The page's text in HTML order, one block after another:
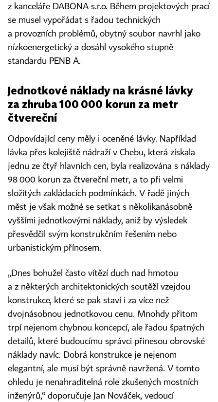
z kanceláře DABONA s.r.o. Během projektových prací
se musel vypořádat s řadou technických
a provozních problémů, obytný soubor navrhl jako
nízkoenergetický a dosáhl vysokého stupně
standardu PENB A.
Jednotkové náklady na krásné lávky
za zhruba 100 000 korun za metr
čtvereční
Odpovídající ceny měly i oceněné lávky. Například
lávka přes kolejiště nádraží v Chebu, která získala
jednu ze čtyř hlavních cen, byla realizována s náklady
98 000 korun za čtvereční metr, a to při velmi
složitých zakládacích podmínkách. V řadě jiných
měst je však možné se setkat s několikanásobně
vyššími jednotkovými náklady, aniž by výsledek
přesvědčil svým konstrukčním řešením nebo
urbanistickým přínosem.
„Dnes bohužel často vítězí duch nad hmotou
a z některých architektonických soutěží vzejdou
konstrukce, které se pak staví i za více než
dvojnásobnou jednotkovou cenu. Mnohdy přitom
trpí nejenom chybnou koncepcí, ale řadou špatných
detailů, které budoucímu správci přinesou obrovské
náklady navíc. Dobrá konstrukce je nejenom
elegantní, ale musí být správně navržená. V tomto
ohledu je nenahraditelná role zkušených mostních
inženýrů,“ doporučuje Jan Nováček, vedoucí